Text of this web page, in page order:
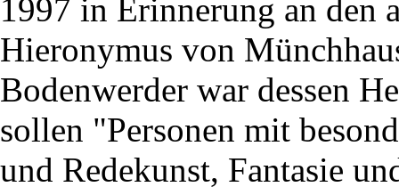
1997 in Erinnerung an den
Hieronymus von
Bodenwerder war dessen
sollen "Personen mit
und Redekunst, Fantasie